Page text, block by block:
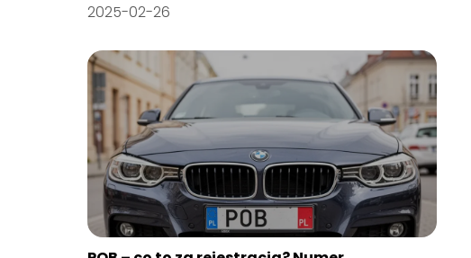
2025-02-26